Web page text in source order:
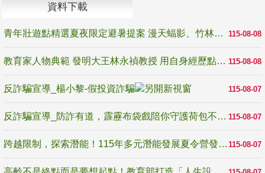
資料下載
115-08-08
青年壯遊點精選夏夜限定避暑提案 漫天蝠影、竹林尋蛙、茶香夜觀 邀青年暮色出發
115-08-08
教育家人物典範 發明大王林永禎教授 用自身經歷點亮學生的路
115-08-07
反詐騙宣導_楊小黎-假投資詐騙
115-08-07
反詐騙宣導_防詐有道，霹靂布袋戲陪你守護荷包不受騙
115-08-07
跨越限制，探索潛能！115年多元潛能發展夏令營發掘生命無限可能